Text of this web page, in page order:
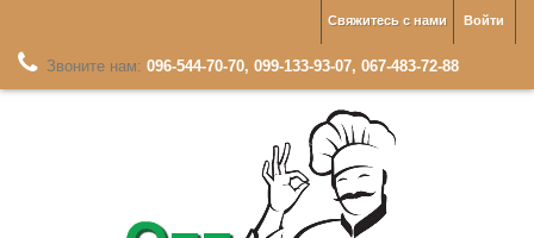
Войти
Свяжитесь с нами
Звоните нам: 096-544-70-70, 099-133-93-07, 067-483-72-88